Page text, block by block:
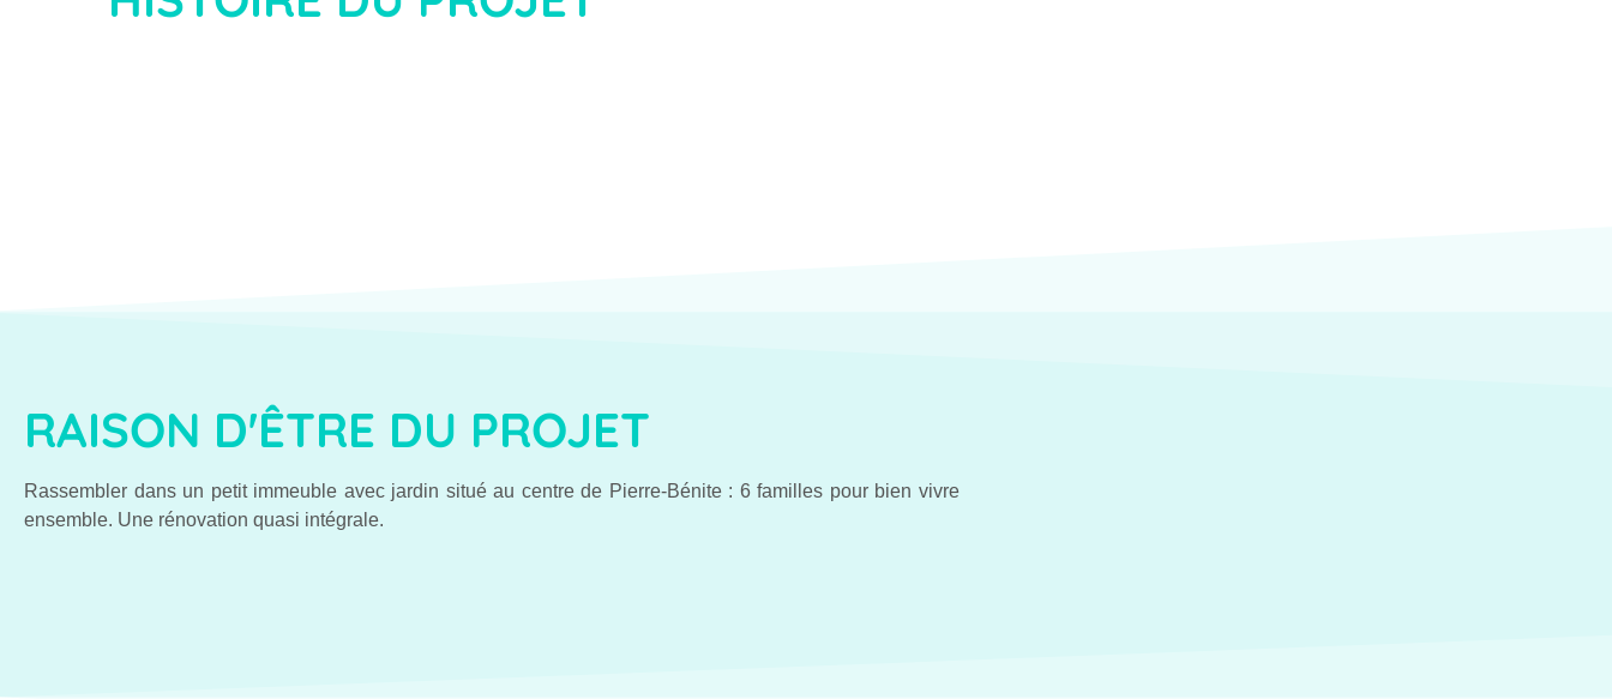
RAISON D'ÊTRE DU PROJET
Rassembler dans un petit immeuble avec jardin situé au centre de Pierre-Bénite : 6 familles pour bien vivre
ensemble. Une rénovation quasi intégrale.